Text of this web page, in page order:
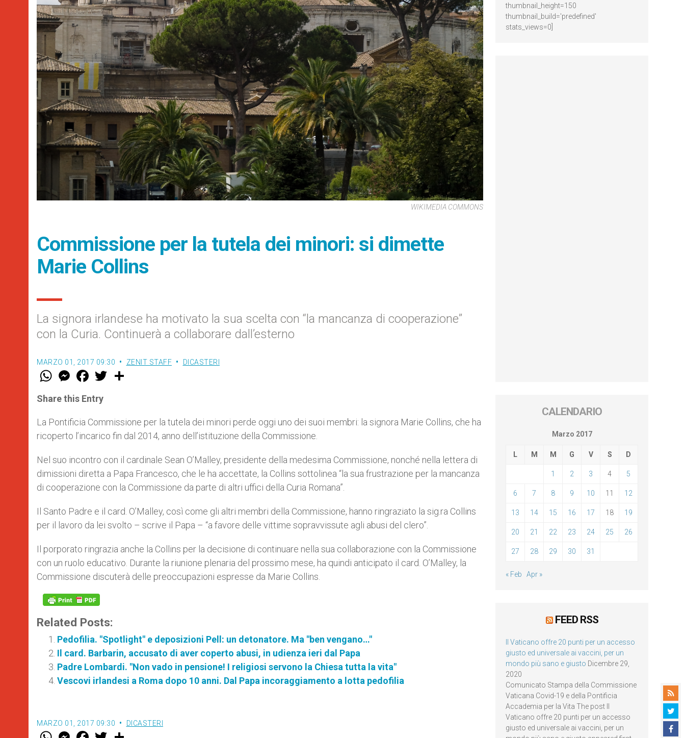
WIKIMEDIA COMMONS
Commissione per la tutela dei minori: si dimette
Marie Collins
La signora irlandese ha motivato la sua scelta con “la mancanza di cooperazione”
con la Curia. Continuerà a collaborare dall’esterno
MARZO 01, 2017 09:30 ZENIT STAFF DICASTERI
W
t
s
p
p
M
e
s
e
g
e
r
F
a
e
b
o
k
w
r
Share this Entry
La Pontificia Commissione per la tutela dei minori perde oggi uno dei suoi membri: la signora Marie Collins, che ha
ricoperto l’incarico fin dal 2014, anno dell’istituzione della Commissione.
Nel suo incontro con il cardinale Sean O’Malley, presidente della medesima Commissione, nonché nella lettera di
dimissioni diretta a Papa Francesco, che le ha accettate, la Collins sottolinea “la sua frustrazione per la mancanza
di cooperazione con la Commissione da parte di altri uffici della Curia Romana”.
Il Santo Padre e il card. O’Malley, così come gli altri membri della Commissione, hanno ringraziato la sig.ra Collins
per il lavoro da lei svolto – scrive il Papa – “a favore delle vittime sopravvissute agli abusi del clero”.
Il porporato ringrazia anche la Collins per la decisione di continuare nella sua collaborazione con la Commissione
con un ruolo educativo. Durante la riunione plenaria del prossimo mese, ha quindi anticipato il card. O’Malley, la
Commissione discuterà delle preoccupazioni espresse da Marie Collins.
Related Posts:
Pedofilia. "Spotlight" e deposizioni Pell: un detonatore. Ma "ben vengano…"
Il card. Barbarin, accusato di aver coperto abusi, in udienza ieri dal Papa
Padre Lombardi. "Non vado in pensione! I religiosi servono la Chiesa tutta la vita"
Vescovi irlandesi a Roma dopo 10 anni. Dal Papa incoraggiamento a lotta pedofilia
MARZO 01, 2017 09:30 DICASTERI
W M F
thumbnail_height=150
thumbnail_build='predefined'
stats_views=0]
CALENDARIO
Marzo 2017
L M M G V S D
1 2 3 4 5
6 7 8 9 10 11 12
13 14 15 16 17 18 19
20 21 22 23 24 25 26
27 28 29 30 31
« Feb Apr »
FEED RSS
Il Vaticano offre 20 punti per un accesso
giusto ed universale ai vaccini, per un
mondo più sano e giusto Dicembre 29,
2020
Comunicato Stampa della Commissione
Vaticana Covid-19 e della Pontificia
Accademia per la Vita The post Il
Vaticano offre 20 punti per un accesso
giusto ed universale ai vaccini, per un